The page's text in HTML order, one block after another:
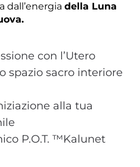
dall’energia della Luna
con l’Utero
spazio sacro interiore
alla tua
P.O.T. ™️Kalunet